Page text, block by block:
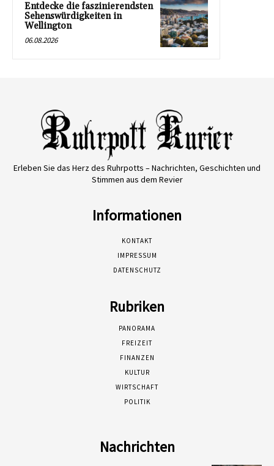
Entdecke die faszinierendsten
Sehenswürdigkeiten in
Wellington
06.08.2026
Erleben Sie das Herz des Ruhrpotts – Nachrichten, Geschichten und
Stimmen aus dem Revier
Informationen
KONTAKT
IMPRESSUM
DATENSCHUTZ
Rubriken
PANORAMA
FREIZEIT
FINANZEN
KULTUR
WIRTSCHAFT
POLITIK
Nachrichten